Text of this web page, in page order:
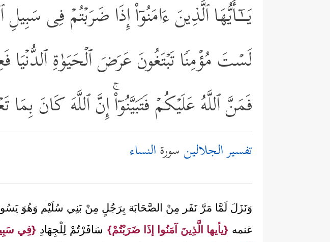
یَــٰۤـأَیُّهَا ٱلَّذِینَ ءَامَنُوۤاْ إِذَا ضَرَبۡتُمۡ فِی سَبِیلِ
لَسۡتَ مُؤۡمِنࣰا تَبۡتَغُونَ عَرَضَ ٱلۡحَیَوٰةِ ٱلدُّنۡیَا
فَمَنَّ ٱللَّهُ عَلَیۡكُمۡ فَتَبَیَّنُوۤاْۚ إِنَّ ٱللَّهَ كَانَ بِمَا
تفسير الجلالين سورةالنساء
وَنَزَلَ لَمَّا مَرَّ نَفَر مِنْ الصَّحَابَة بِرَجُلٍ مِنْ بَنِي سُلَيْم وَهُوَ يَسُوق
غنمه {يأيها الَّذِينَ آمَنُوا إذَا ضَرَبْتُمْ} سَافَرْتُمْ لِلْجِهَادِ {فِي